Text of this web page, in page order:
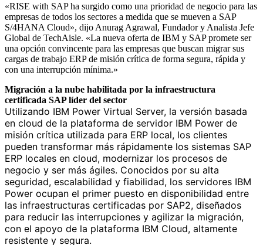
«RISE with SAP ha surgido como una prioridad de negocio para las
empresas de todos los sectores a medida que se mueven a SAP
S/4HANA Cloud», dijo Anurag Agrawal, Fundador y Analista Jefe
Global de TechAisle. «La nueva oferta de IBM y SAP promete ser
una opción convincente para las empresas que buscan migrar sus
cargas de trabajo ERP de misión crítica de forma segura, rápida y
con una interrupción mínima.»
Migración a la nube habilitada por la infraestructura
certificada SAP líder del sector
Utilizando IBM Power Virtual Server, la versión basada
en cloud de la plataforma de servidor IBM Power de
misión crítica utilizada para ERP local, los clientes
pueden transformar más rápidamente los sistemas SAP
ERP locales en cloud, modernizar los procesos de
negocio y ser más ágiles. Conocidos por su alta
seguridad, escalabilidad y fiabilidad, los servidores IBM
Power ocupan el primer puesto en disponibilidad entre
las infraestructuras certificadas por SAP2, diseñados
para reducir las interrupciones y agilizar la migración,
con el apoyo de la plataforma IBM Cloud, altamente
resistente y segura.